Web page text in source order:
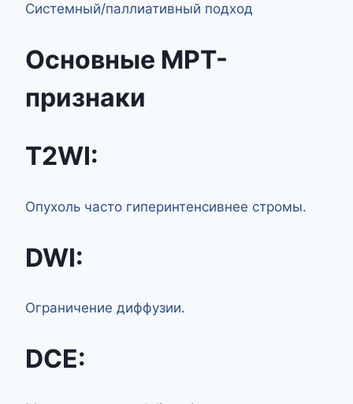
Системный/паллиативный подход
Основные МРТ-
признаки
T2WI:
Опухоль часто гиперинтенсивнее стромы.
DWI:
Ограничение диффузии.
DCE: